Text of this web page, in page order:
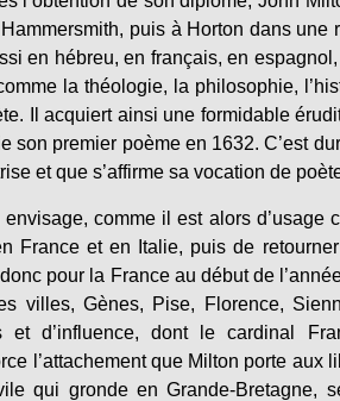
puis à Horton dans une
en hébreu, en français, en
la théologie, la philosophie,
Il acquiert ainsi une formidable
son premier poème en 1632. C’est
et que s’affirme sa vocation de
comme il est alors d’usage
France et en Italie, puis de
pour la France au début de
villes, Gènes, Pise, Florence,
et d’influence, dont le cardinal
l’attachement que Milton porte aux
qui gronde en Grande-Bretagne,